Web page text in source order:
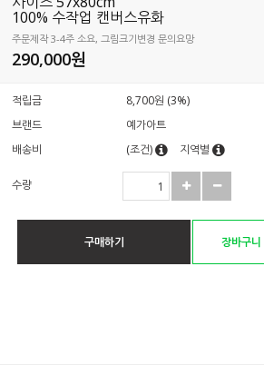
100% 수작업 캔버스유화
주문제작 3-4주 소요, 그림크기변경 문의요망
290,000원
적립금
8,700원 (3%)
브랜드
예가아트
배송비
(조건) 지역별
수량
구매하기 장바구니